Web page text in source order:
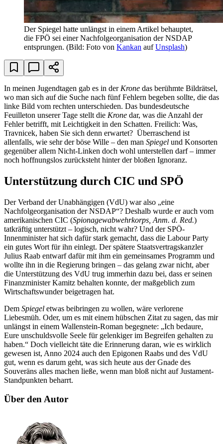
Der Spiegel hatte unlängst in einem Artikel behauptet,
die FPÖ sei einer Nachfolgeorganisation der NSDAP
entsprungen. (Bild: Foto von Kankan aufUnsplash)
In meinen Jugendtagen gab es in der Krone das berühmte Bildrätsel,
wo man sich auf die Suche nach fünf Fehlern begeben sollte, die das
linke Bild vom rechten unterschieden. Das bundesdeutsche
Feuilleton unserer Tage stellt die Krone dar, was die Anzahl der
Fehler betrifft, mit Leichtigkeit in den Schatten. Freilich: Was,
Travnicek, haben Sie sich denn erwartet? Überraschend ist
allenfalls, wie sehr der böse Wille – den man Spiegel und Konsorten
gegenüber allem Nicht-Linken doch wohl unterstellen darf – immer
noch hoffnungslos zurücksteht hinter der bloßen Ignoranz.
Unterstützung durch CIC und SPÖ
Der Verband der Unabhängigen (VdU) war also „eine
Nachfolgeorganisation der NSDAP“? Deshalb wurde er auch vom
amerikanischen CIC (Spionagewabwehrkorps, Anm. d. Red.)
tatkräftig unterstützt – logisch, nicht wahr? Und der SPÖ-
Innenminister hat sich dafür stark gemacht, dass die Labour Party
ein gutes Wort für ihn einlegt. Der spätere Staatsvertragskanzler
Julius Raab entwarf dafür mit ihm ein gemeinsames Programm und
wollte ihn in die Regierung bringen – das gelang zwar nicht, aber
die Unterstützung des VdU trug immerhin dazu bei, dass er seinen
Finanzminister Kamitz behalten konnte, der maßgeblich zum
Wirtschaftswunder beigetragen hat.
Dem Spiegel etwas beibringen zu wollen, wäre verlorene
Liebesmüh. Oder, um es mit einem hübschen Zitat zu sagen, das mir
unlängst in einem Wallenstein-Roman begegnete: „Ich bedaure,
Eure unschuldsvolle Seele für gelenkiger im Begreifen gehalten zu
haben.“ Doch vielleicht täte die Erinnerung daran, wie es wirklich
gewesen ist, Anno 2024 auch den Epigonen Raabs und des VdU
gut, wenn es darum geht, was sich heute aus der Gnade des
Souveräns alles machen ließe, wenn man bloß nicht auf Justament-
Standpunkten beharrt.
Über den Autor